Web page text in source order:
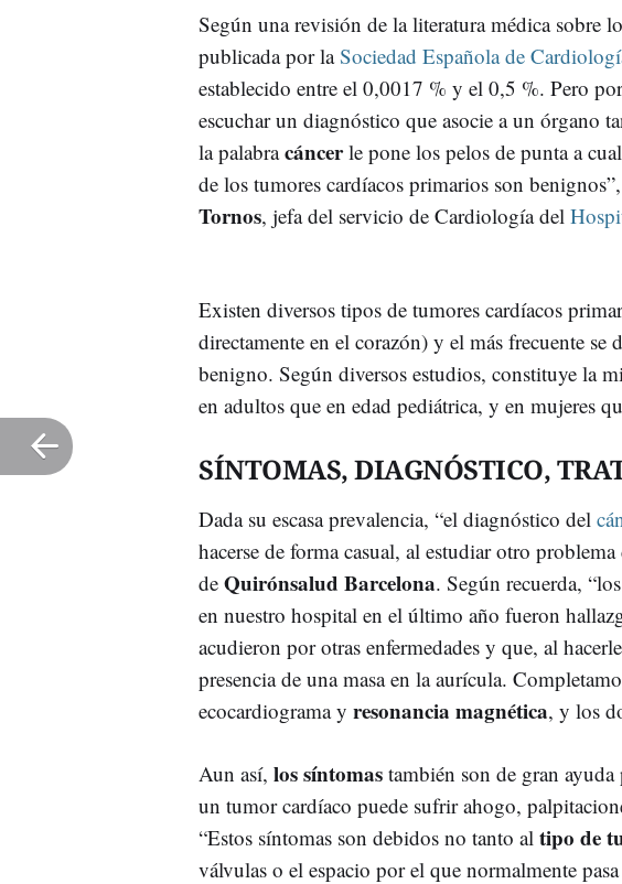
Según una revisión de la literatura médica sobre
publicada por laSociedad Española de
establecido entre el 0,0017 % y el 0,5 %. Pero
escuchar un diagnóstico que asocie a un órgano
la palabracáncerle pone los pelos de punta a
de los tumores cardíacos primarios son
Tornos, jefa del servicio de Cardiología del
Existen diversos tipos de tumores cardíacos
directamente en el corazón) y el más frecuente se
benigno. Según diversos estudios, constituye la
en adultos que en edad pediátrica, y en mujeres
SÍNTOMAS, DIAGNÓSTICO,
Dada su escasa prevalencia, “el diagnóstico del
hacerse de forma casual, al estudiar otro
de Quirónsalud Barcelona. Según recuerda,
en nuestro hospital en el último año fueron
acudieron por otras enfermedades y que, al
presencia de una masa en la aurícula.
ecocardiograma y resonancia magnética, y los
Aun así, los síntomas también son de gran
un tumor cardíaco puede sufrir ahogo,
“Estos síntomas son debidos no tanto al tipo de
válvulas o el espacio por el que normalmente